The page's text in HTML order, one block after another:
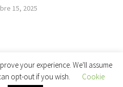
15, 2025
Podcast. Funciona con
your experience. We'll assume
opt-out if you wish.
Cookie